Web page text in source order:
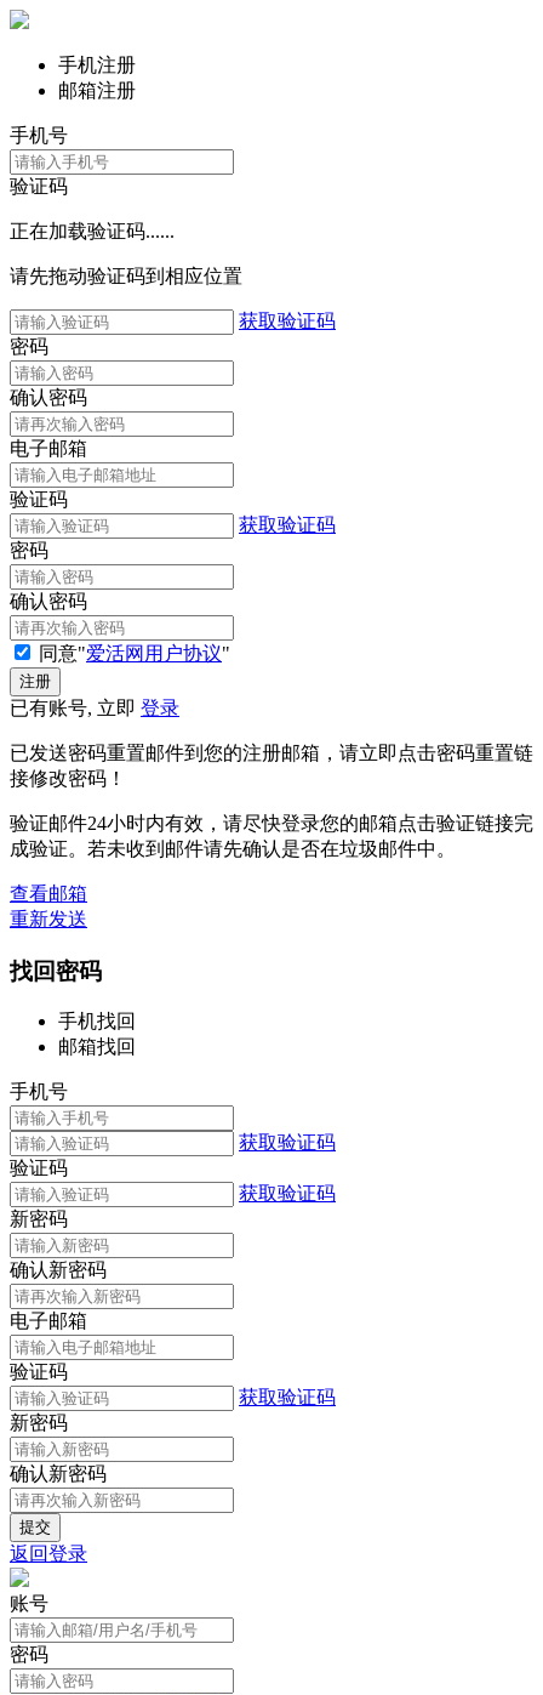
手机注册
邮箱注册
手机号
验证码
正在加载验证码......
请先拖动验证码到相应位置
获取验证码
密码
确认密码
电子邮箱
验证码
获取验证码
密码
确认密码
同意"爱活网用户协议"
已有账号, 立即 登录
已发送密码重置邮件到您的注册邮箱，请立即点击密码重置链
接修改密码！
验证邮件24小时内有效，请尽快登录您的邮箱点击验证链接完
成验证。若未收到邮件请先确认是否在垃圾邮件中。
查看邮箱
重新发送
找回密码
手机找回
邮箱找回
手机号
获取验证码
验证码
获取验证码
新密码
确认新密码
电子邮箱
验证码
获取验证码
新密码
确认新密码
返回登录
账号
密码